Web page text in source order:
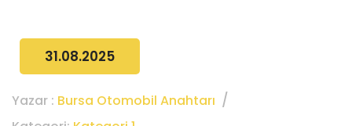
31.08.2025
Yazar : Bursa Otomobil Anahtarı